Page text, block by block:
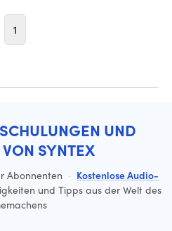
1
UND
SYNTEX
Abonnenten · Kostenlose Audio-
und Tipps aus der Welt des